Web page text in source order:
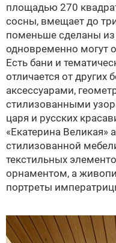
площадью 270
сосны, вмещает до
поменьше сделаны из
одновременно могут
Есть бани и
отличается от других
аксессуарами,
стилизованными
царя и русских
«Екатерина Великая»
стилизованной
текстильных
орнаментом, а
портреты